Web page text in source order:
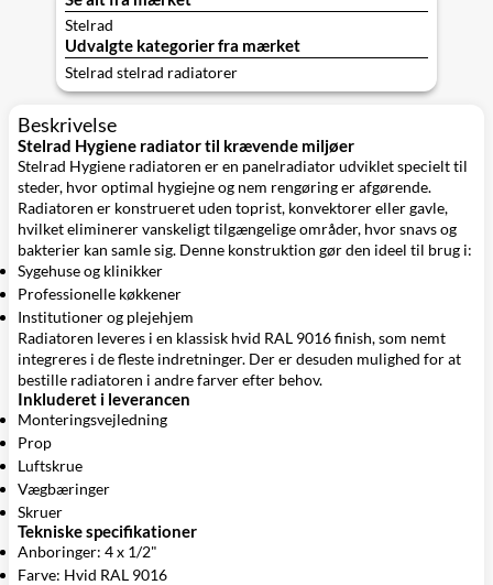
Stelrad
Udvalgte kategorier fra mærket
Stelrad stelrad radiatorer
Beskrivelse
Stelrad Hygiene radiator til krævende miljøer
Stelrad Hygiene radiatoren er en panelradiator udviklet specielt til
steder, hvor optimal hygiejne og nem rengøring er afgørende.
Radiatoren er konstrueret uden toprist, konvektorer eller gavle,
hvilket eliminerer vanskeligt tilgængelige områder, hvor snavs og
bakterier kan samle sig. Denne konstruktion gør den ideel til brug i:
Sygehuse og klinikker
Professionelle køkkener
Institutioner og plejehjem
Radiatoren leveres i en klassisk hvid RAL 9016 finish, som nemt
integreres i de fleste indretninger. Der er desuden mulighed for at
bestille radiatoren i andre farver efter behov.
Inkluderet i leverancen
Monteringsvejledning
Prop
Luftskrue
Vægbæringer
Skruer
Tekniske specifikationer
Anboringer: 4 x 1/2"
Farve: Hvid RAL 9016